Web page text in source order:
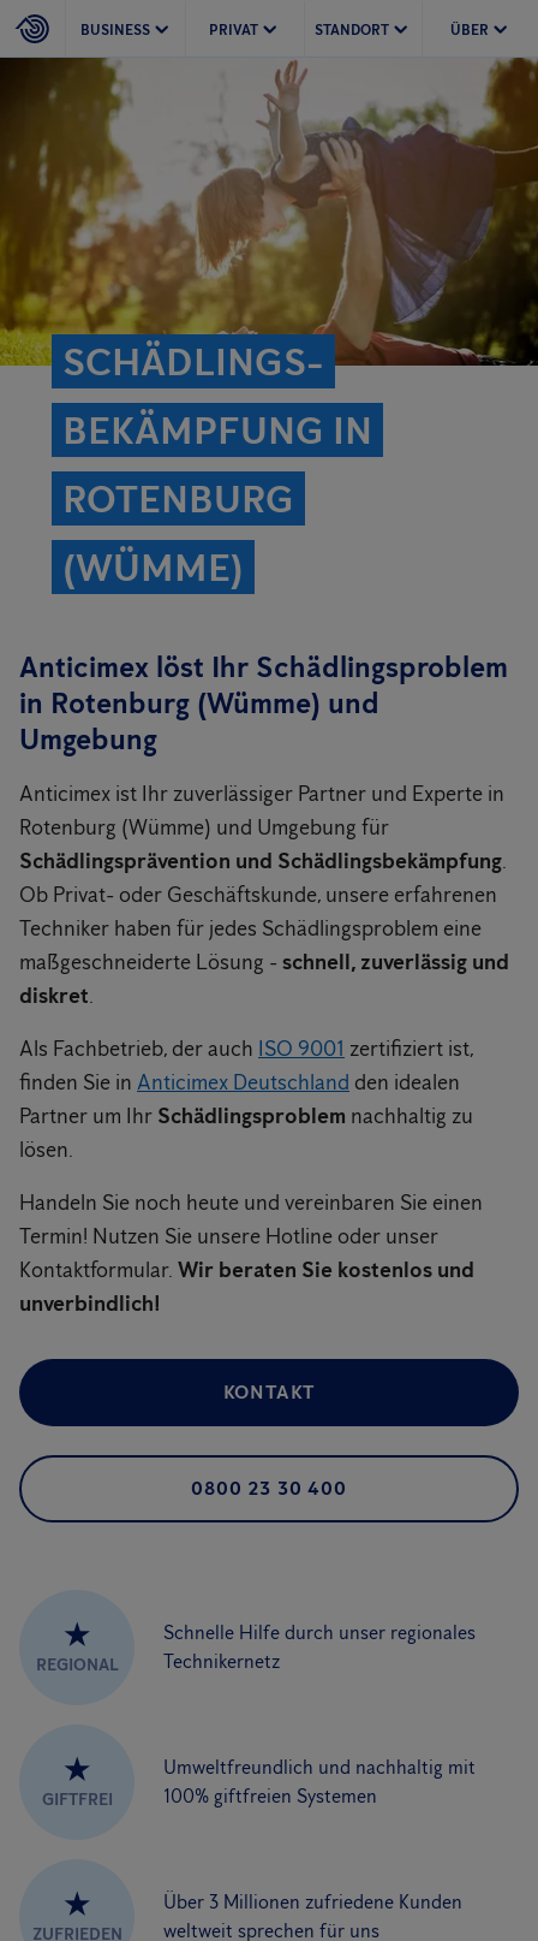
BUSINESS PRIVAT STANDORT ÜBER
SCHÄDLINGS­
BEKÄMPFUNG IN
ROTENBURG
(WÜMME)
Anticimex löst Ihr Schädlingsproblem
in Rotenburg (Wümme) und
Umgebung
Anticimex ist Ihr zuverlässiger Partner und Experte in
Rotenburg (Wümme) und Umgebung für
Schädlingsprävention und Schädlingsbekämpfung.
Ob Privat- oder Geschäftskunde, unsere erfahrenen
Techniker haben für jedes Schädlingsproblem eine
maßgeschneiderte Lösung - schnell, zuverlässig und
diskret.
Als Fachbetrieb, der auch ISO 9001 zertifiziert ist,
finden Sie in Anticimex Deutschland den idealen
Partner um Ihr Schädlingsproblem nachhaltig zu
lösen.
Handeln Sie noch heute und vereinbaren Sie einen
Termin! Nutzen Sie unsere Hotline oder unser
Kontaktformular. Wir beraten Sie kostenlos und
unverbindlich!
KONTAKT
0800 23 30 400
★
REGIONAL
Schnelle Hilfe durch unser regionales
Technikernetz
★
GIFTFREI
Umweltfreundlich und nachhaltig mit
100% giftfreien Systemen
★
ZUFRIEDEN
Über 3 Millionen zufriedene Kunden
weltweit sprechen für uns